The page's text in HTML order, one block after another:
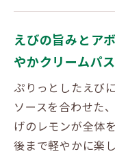
えびの旨みとア
やかクリームパ
ぷりっとしたえび
ソースを合わせた
げのレモンが全体
後まで軽やかに楽